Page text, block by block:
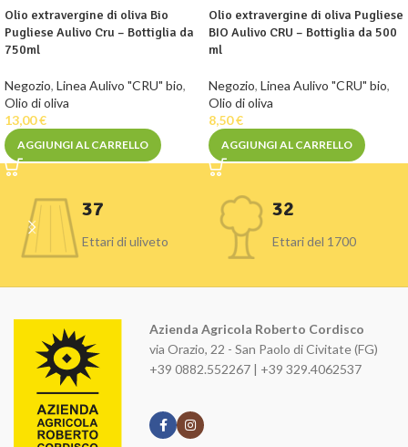
Olio extravergine di oliva Bio
Pugliese Aulivo Cru – Bottiglia da
750ml
Negozio, Linea Aulivo "CRU" bio,
Olio di oliva
13,00€
AGGIUNGI AL CARRELLO
Olio extravergine di oliva Pugliese
BIO Aulivo CRU – Bottiglia da 500
ml
Negozio, Linea Aulivo "CRU" bio,
Olio di oliva
8,50€
AGGIUNGI AL CARRELLO
37
Ettari di uliveto
32
Ettari del 1700
Azienda Agricola Roberto Cordisco
via Orazio, 22 - San Paolo di Civitate (FG)
+39 0882.552267 | +39 329.4062537